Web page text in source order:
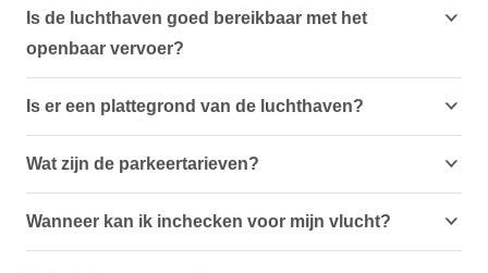
Is de luchthaven goed bereikbaar met het
openbaar vervoer?
Is er een plattegrond van de luchthaven?
Wat zijn de parkeertarieven?
Wanneer kan ik inchecken voor mijn vlucht?